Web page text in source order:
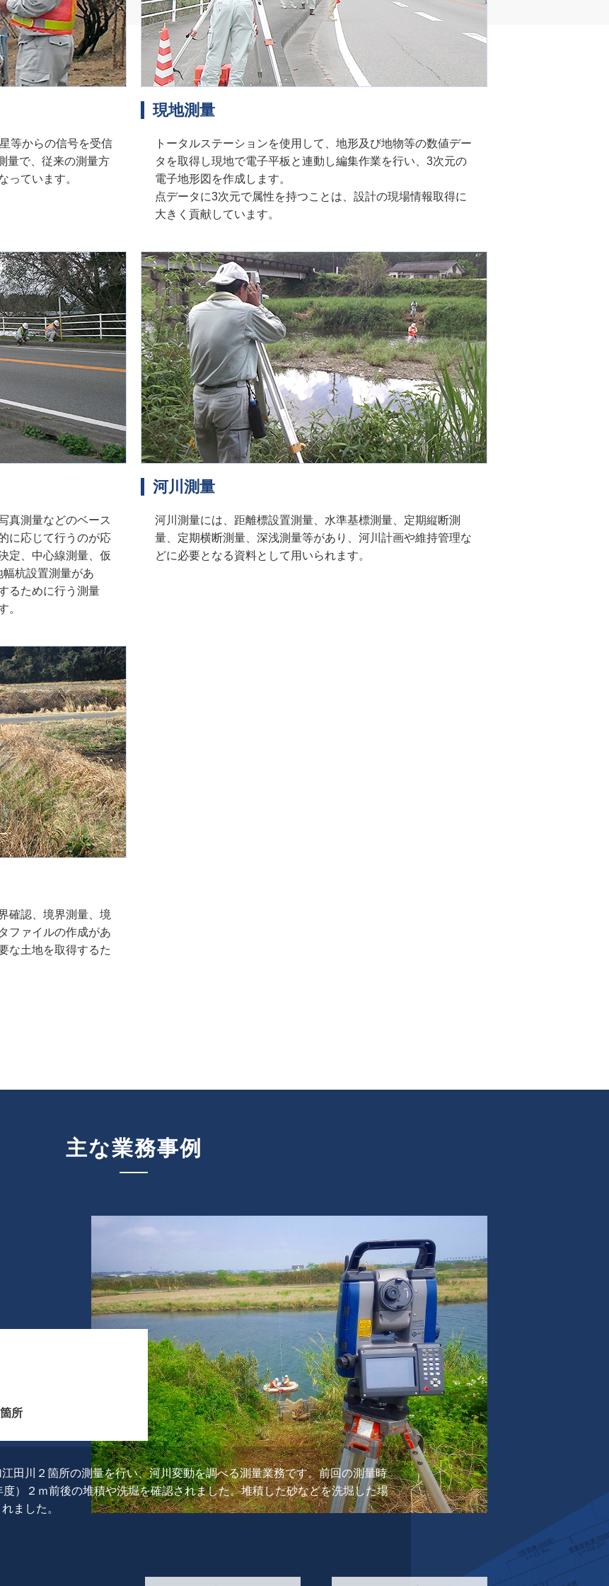
等からの信号を受信
量で、従来の測量方
っています。
現地測量
トータルステーションを使用して、地形及び地物等の数値デー
タを取得し現地で電子平板と連動し編集作業を行い、3次元の
電子地形図を作成します。
点データに3次元で属性を持つことは、設計の現場情報取得に
大きく貢献しています。
真測量などのベース
に応じて行うのが応
定、中心線測量、仮
杭設置測量があ
るために行う測量
。
河川測量
河川測量には、距離標設置測量、水準基標測量、定期縦断測
量、定期横断測量、深浅測量等があり、河川計画や維持管理な
どに必要となる資料として用いられます。
確認、境界測量、境
ファイルの作成があ
な土地を取得するた
主な業務事例
所
田川２箇所の測量を行い、河川変動を調べる測量業務です。前回の測量時
）２ｍ前後の堆積や洗堀を確認されました。堆積した砂などを洗堀した場
ました。